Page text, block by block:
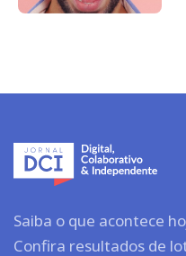
Saiba o que acontece
Confira resultados de